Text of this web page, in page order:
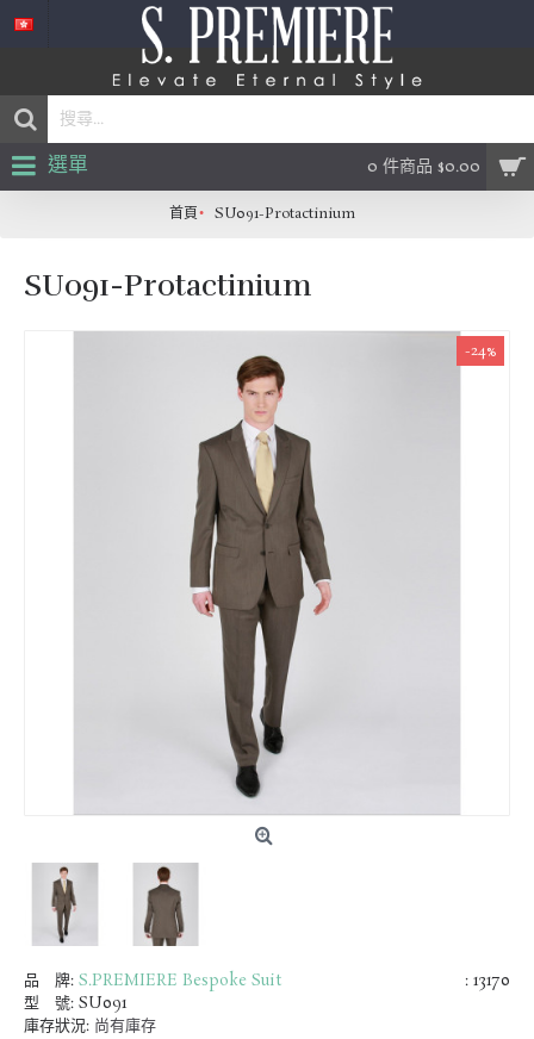
0 件商品 $0.00
選單
首頁 SU091-Protactinium
SU091-Protactinium
-24%
: 13170
品 牌: S.PREMIERE Bespoke Suit
型 號: SU091
庫存狀況: 尚有庫存